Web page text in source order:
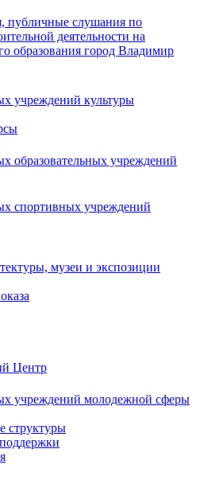
публичные слушания по
деятельности на
образования город Владимир
учреждений культуры
образовательных учреждений
спортивных учреждений
музеи и экспозиции
Центр
учреждений молодежной сферы
структуры